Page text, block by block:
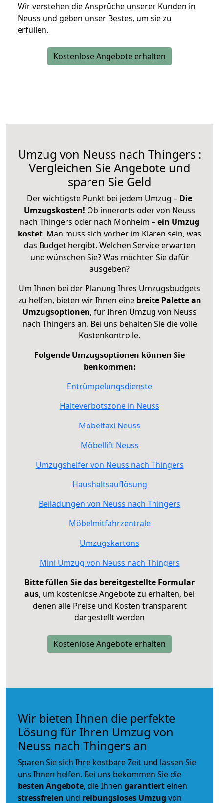
Wir verstehen die Ansprüche unserer Kunden in
Neuss und geben unser Bestes, um sie zu
erfüllen.
Kostenlose Angebote erhalten
Umzug von Neuss nach Thingers :
Vergleichen Sie Angebote und
sparen Sie Geld
Der wichtigste Punkt bei jedem Umzug – Die
Umzugskosten! Ob innerorts oder von Neuss
nach Thingers oder nach Monheim –ein Umzug
kostet. Man muss sich vorher im Klaren sein, was
das Budget hergibt. Welchen Service erwarten
und wünschen Sie? Was möchten Sie dafür
ausgeben?
Um Ihnen bei der Planung Ihres Umzugsbudgets
zu helfen, bieten wir Ihnen eine breite Palette an
Umzugsoptionen, für Ihren Umzug von Neuss
nach Thingers an. Bei uns behalten Sie die volle
Kostenkontrolle.
Folgende Umzugsoptionen können Sie
benkommen:
Entrümpelungsdienste
Halteverbotszone in Neuss
Möbeltaxi Neuss
Möbellift Neuss
Umzugshelfer von Neuss nach Thingers
Haushaltsauflösung
Beiladungen von Neuss nach Thingers
Möbelmitfahrzentrale
Umzugskartons
Mini Umzug von Neuss nach Thingers
Bitte füllen Sie das bereitgestellte Formular
aus, um kostenlose Angebote zu erhalten, bei
denen alle Preise und Kosten transparent
dargestellt werden
Kostenlose Angebote erhalten
Wir bieten Ihnen die perfekte
Lösung für Ihren Umzug von
Neuss nach Thingers an
Sparen Sie sich Ihre kostbare Zeit und lassen Sie
uns Ihnen helfen. Bei uns bekommen Sie die
besten Angebote, die Ihnen garantiert einen
stressfreien und reibungsloses Umzug von